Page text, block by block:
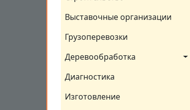
Выставочные организации
Грузоперевозки
Деревообработка
Диагностика
Изготовление